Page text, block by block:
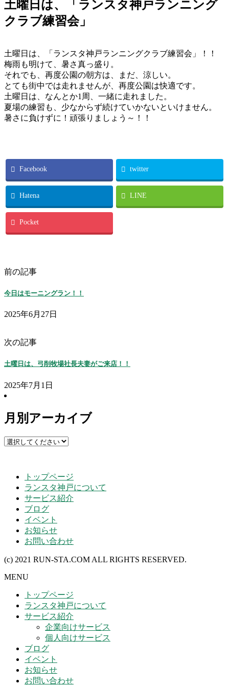
土曜日は、「ランスタ神戸ランニング
クラブ練習会」
土曜日は、「ランスタ神戸ランニングクラブ練習会」！！
梅雨も明けて、暑さ真っ盛り。
それでも、再度公園の朝方は、まだ、涼しい。
とても街中では走れませんが、再度公園は快適です。
土曜日は、なんとか1周、一緒に走れました。
夏場の練習も、少なからず続けていかないといけません。
暑さに負けずに！頑張りましょう～！！
Facebook twitter
Hatena LINE
Pocket
前の記事
今日はモーニングラン！！
2025年6月27日
次の記事
土曜日は、弓削牧場社長夫妻がご来店！！
2025年7月1日
月別アーカイブ
トップページ
ランスタ神戸について
サービス紹介
ブログ
イベント
お知らせ
お問い合わせ
(c) 2021 RUN-STA.COM ALL RIGHTS RESERVED.
MENU
トップページ
ランスタ神戸について
サービス紹介
企業向けサービス
個人向けサービス
ブログ
イベント
お知らせ
お問い合わせ